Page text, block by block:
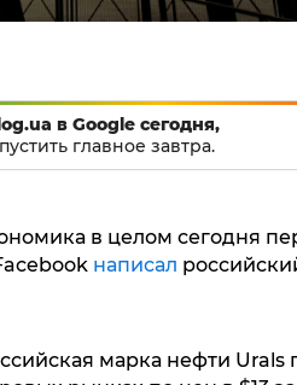
в Google сегодня,
главное завтра.
в целом сегодня
написал
марка нефти Urals